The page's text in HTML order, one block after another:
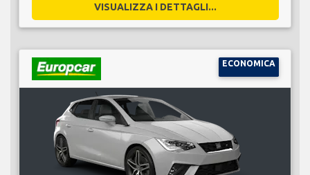
VISUALIZZA I DETTAGLI...
ECONOMICA